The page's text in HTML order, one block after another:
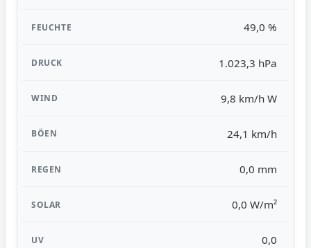
49,0 %
1.023,3 hPa
9,8 km/h W
24,1 km/h
0,0 mm
0,0 W/m²
0,0